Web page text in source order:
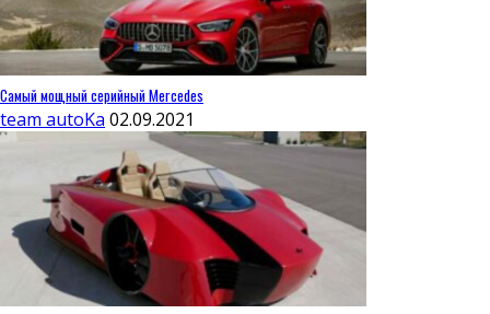
Самый мощный серийный Mercedes
team autoKa 02.09.2021